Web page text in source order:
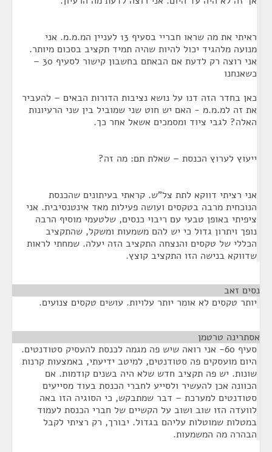
ראיתי את מה שראו חבריי בסעיף 13 לעניין המ.מ.מ. אני
מנועה מלהגיד יכול להיות שהיה תמיד תקציב בסכום מיותר.
אני רוצה רק לדעת אם הבאתם בחשבון קישור לסעיף 30 –
כשאנחנו
כאן בחדר הזה דנו על נושא נציבות הדורות הבאים – להעביר
את זה למ.מ.מ - האם יש חוט שני שמוביל בין שני הרעיונות
האלה? לגבי ציוד ומסמכים אשאל אחר כך.
ייעוץ לערוץ הכנסת – שאלת תם: מה זה?
אני רציתי דווקא לתת צל"ש. קראתי בעיתונים שהכנסת
הנוכחית מרבה בטקסים ועושה פעילות מאד אינטנסיבית. אני
ציפיתי באופן טבעי עם ריבוי כנסים, שלטעמי מוסיף הרבה
נופך ויתרון גדול כי יש להם משמעות ומשקל, שהתקציב
הכללי של טקסים והנצחה התקציב הזה יעלה. שמחתי לראות
שדווקא בנישה הזו התקציב קוצץ.
נסים זאב
יותר טקסים לא אומר יותר עלויות. עושים טקסים צנועים.
אסתרינה טרטמן
סעיף 60- אני רואה שיש פה מגמה לכנסת להעסיק סטודנטים.
היום מועסקים פה סטודנטים, למיטב ידיעתי, באמצעות קרנות
שונות. יש פה תקציב חדש שלא היה בשנים קודמות. אם
הכוונה אכן להעשיר ולסייע לחברי הכנסת בעוד מסייעים
סטודנטים למערכת – דבר שמתבקש, כי הסוגיה הזו באה
לוועדה הזו שוב ושוב על הקשיים של חברי הכנסת לעמוד
במטלות שמוטלות עליהם בגדול. יבורך, רק רציתי לקבל
הבהרה מה המשמעות.